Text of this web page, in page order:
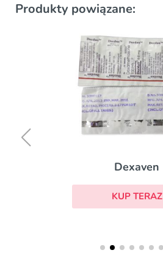
Produkty powiązane:
Dexaven
KUP TERAZ